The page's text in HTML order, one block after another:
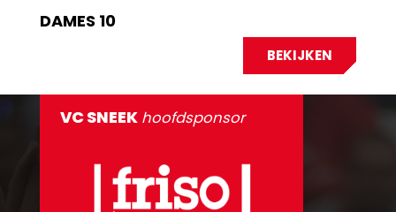
DAMES 10
BEKIJKEN
VC SNEEK hoofdsponsor